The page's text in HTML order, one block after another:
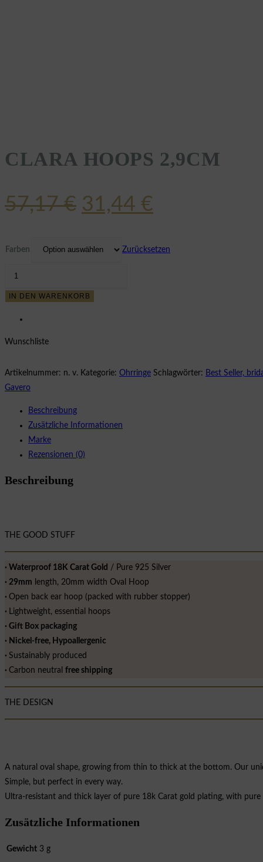
CLARA HOOPS 2,9CM
57,17€ Ursprünglicher
war:
31,44 €
ist:
Farben Zurücksetzen
2,9CM
IN DEN WARENKORB
Wunschliste
Artikelnummer: n. v. Kategorie: Ohrringe Schlagwörter: Best Seller,
Gavero
Beschreibung
Zusätzliche Informationen
Marke
Rezensionen (0)
Beschreibung
THE GOOD STUFF
∙ Waterproof 18K Carat Gold / Pure 925 Silver
∙ 29mm length, 20mm width Oval Hoop
∙ Open back ear hoop (packed with rubber stopper)
∙ Lightweight, essential hoops
∙ Gift Box packaging
∙ Nickel-free, Hypoallergenic
∙ Sustainably produced
∙ Carbon neutral free shipping
THE DESIGN
A natural oval shape, growing from thin to thick at the bottom. Our
Simple, but perfect in every way.
Ultra-resistant and thick layer of pure 18k Carat gold plating, with
Zusätzliche Informationen
Gewicht 3 g